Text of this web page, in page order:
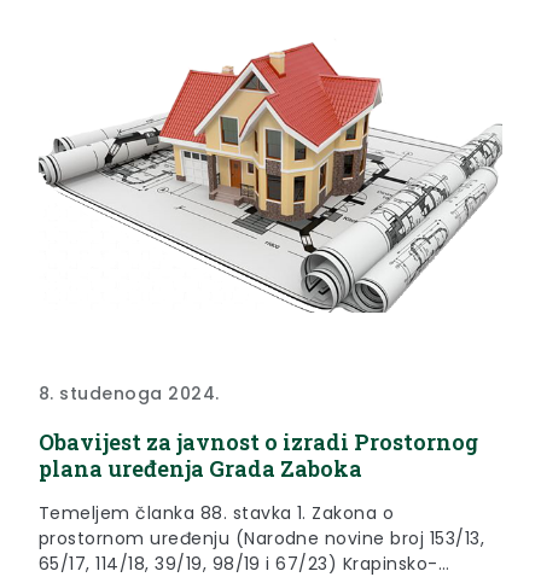
8. studenoga 2024.
Obavijest za javnost o izradi Prostornog
plana uređenja Grada Zaboka
Temeljem članka 88. stavka 1. Zakona o
prostornom uređenju (Narodne novine broj 153/13,
65/17, 114/18, 39/19, 98/19 i 67/23) Krapinsko-